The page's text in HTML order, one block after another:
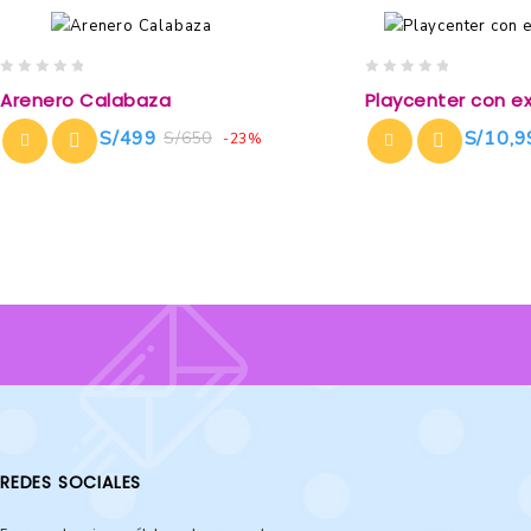
out
of
5
Arenero Calabaza
S/650
S/499 -23%
out
of
5
Playcenter con
S/
REDES SOCIALES